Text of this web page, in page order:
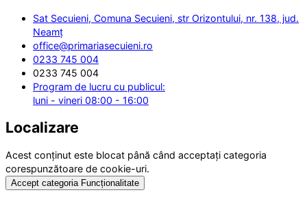
Sat Secuieni, Comuna Secuieni, str Orizontului, nr. 138, jud.
Neamț
office@primariasecuieni.ro
0233 745 004
0233 745 004
Program de lucru cu publicul:
luni - vineri 08:00 - 16:00
Localizare
Acest conținut este blocat până când acceptați categoria
corespunzătoare de cookie-uri.
Accept categoria Funcționalitate